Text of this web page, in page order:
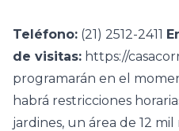
Teléfono: (21) 2512-2411
de visitas: https://
programarán en el
habrá restricciones
jardines, un área de 12